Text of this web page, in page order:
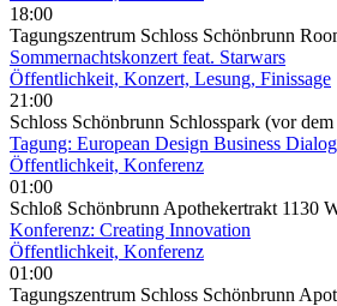
18:00
Tagungszentrum Schloss Schönbrunn
Sommernachtskonzert feat. Starwars
Öffentlichkeit, Konzert, Lesung, Finissage
21:00
Schloss Schönbrunn Schlosspark (vor
Tagung: European Design Business
Öffentlichkeit, Konferenz
01:00
Schloß Schönbrunn Apothekertrakt 1130
Konferenz: Creating Innovation
Öffentlichkeit, Konferenz
01:00
Tagungszentrum Schloss Schönbrunn